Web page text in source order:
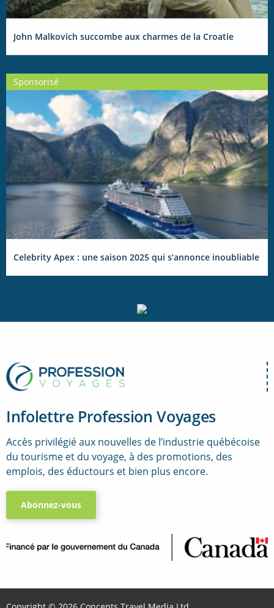
John Malkovich succombe aux charmes de la Croatie
Sponsorisé
Celebrity Apex : une saison 2025 qui s’annonce inoubliable
Infolettre Profession Voyages
Accès privilégié aux nouvelles de l’industrie québécoise
du tourisme et du voyage, à des promotions, des
emplois, des éductours et bien plus encore.
Abonnez-vous